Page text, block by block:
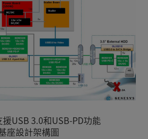
USB 3.0和USB-PD功能
座設計架構圖